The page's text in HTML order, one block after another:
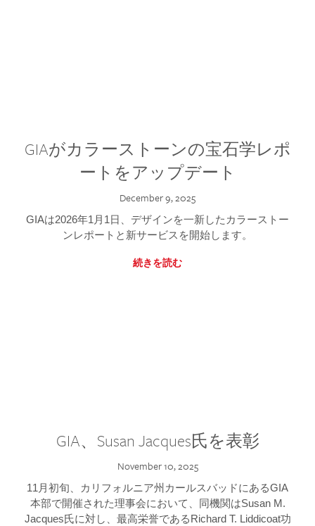
GIAがカラーストーンの宝石学レポ
ートをアップデート
December 9, 2025
GIAは2026年1月1日、デザインを一新したカラーストー
ンレポートと新サービスを開始します。
続きを読む
GIA、Susan Jacques氏を表彰
November 10, 2025
11月初旬、カリフォルニア州カールスバッドにあるGIA
本部で開催された理事会において、同機関はSusan M.
Jacques氏に対し、最高栄誉であるRichard T. Liddicoat功